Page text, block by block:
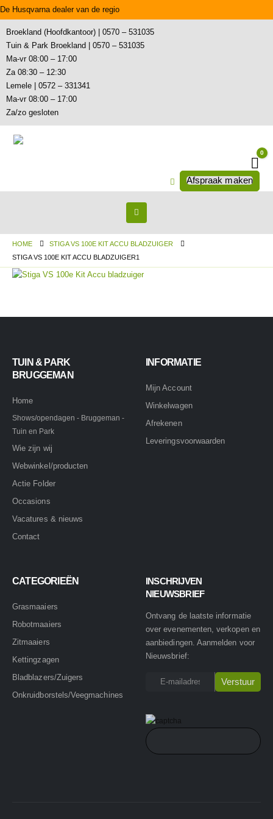
De Husqvarna dealer van de regio
Broekland (Hoofdkantoor) | 0570 – 531035
Tuin & Park Broekland | 0570 – 531035
Ma-vr 08:00 – 17:00
Za 08:30 – 12:30
Lemele | 0572 – 331341
Ma-vr 08:00 – 17:00
Za/zo gesloten
0
Afspraak maken
HOME
STIGA VS 100E KIT ACCU BLADZUIGER
STIGA VS 100E KIT ACCU BLADZUIGER1
TUIN & PARK
BRUGGEMAN
Home
Shows/opendagen - Bruggeman -
Tuin en Park
Wie zijn wij
Webwinkel/producten
Actie Folder
Occasions
Vacatures & nieuws
Contact
INFORMATIE
Mijn Account
Winkelwagen
Afrekenen
Leveringsvoorwaarden
CATEGORIEËN
Grasmaaiers
Robotmaaiers
Zitmaaiers
Kettingzagen
Bladblazers/Zuigers
Onkruidborstels/Veegmachines
INSCHRIJVEN
NIEUWSBRIEF
Ontvang de laatste informatie
over evenementen, verkopen en
aanbiedingen. Aanmelden voor
Nieuwsbrief: